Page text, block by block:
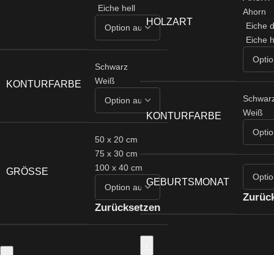
Eiche hell
KONTURFARBE
Schwarz
Weiß
GRÖSSE
50 x 20 cm
75 x 30 cm
100 x 40 cm
Zurücksetzen
HOLZART
Ahorn
Eiche
Eiche
KONTURFARBE
Weiß
GEBURTSMONAT